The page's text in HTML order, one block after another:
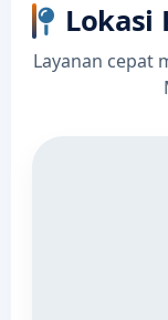
Lokasi
Layanan cepat